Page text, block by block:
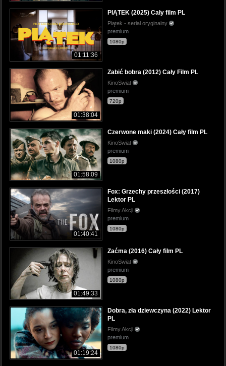
01:11:36
PIĄTEK (2025) Cały film PL
Piątek - serial oryginalny
premium
1080p
01:38:04
Zabić bobra (2012) Cały Film PL
KinoSwiat
premium
720p
01:58:09
Czerwone maki (2024) Cały film PL
KinoSwiat
premium
1080p
01:40:41
Fox: Grzechy przeszłości (2017)
Lektor PL
Filmy Akcji
premium
1080p
01:49:33
Zaćma (2016) Cały film PL
KinoSwiat
premium
1080p
01:19:24
Dobra, zła dziewczyna (2022) Lektor
PL
Filmy Akcji
premium
1080p